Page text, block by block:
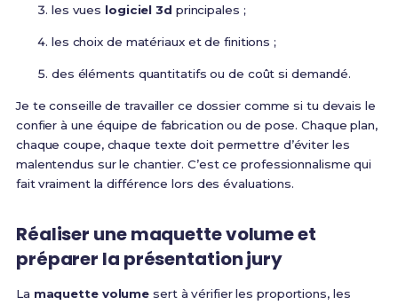
les vues logiciel 3d principales ;
les choix de matériaux et de finitions ;
des éléments quantitatifs ou de coût si demandé.
Je te conseille de travailler ce dossier comme si tu devais le
confier à une équipe de fabrication ou de pose. Chaque plan,
chaque coupe, chaque texte doit permettre d’éviter les
malentendus sur le chantier. C’est ce professionnalisme qui
fait vraiment la différence lors des évaluations.
Réaliser une maquette volume et
préparer la présentation jury
La maquette volume sert à vérifier les proportions, les